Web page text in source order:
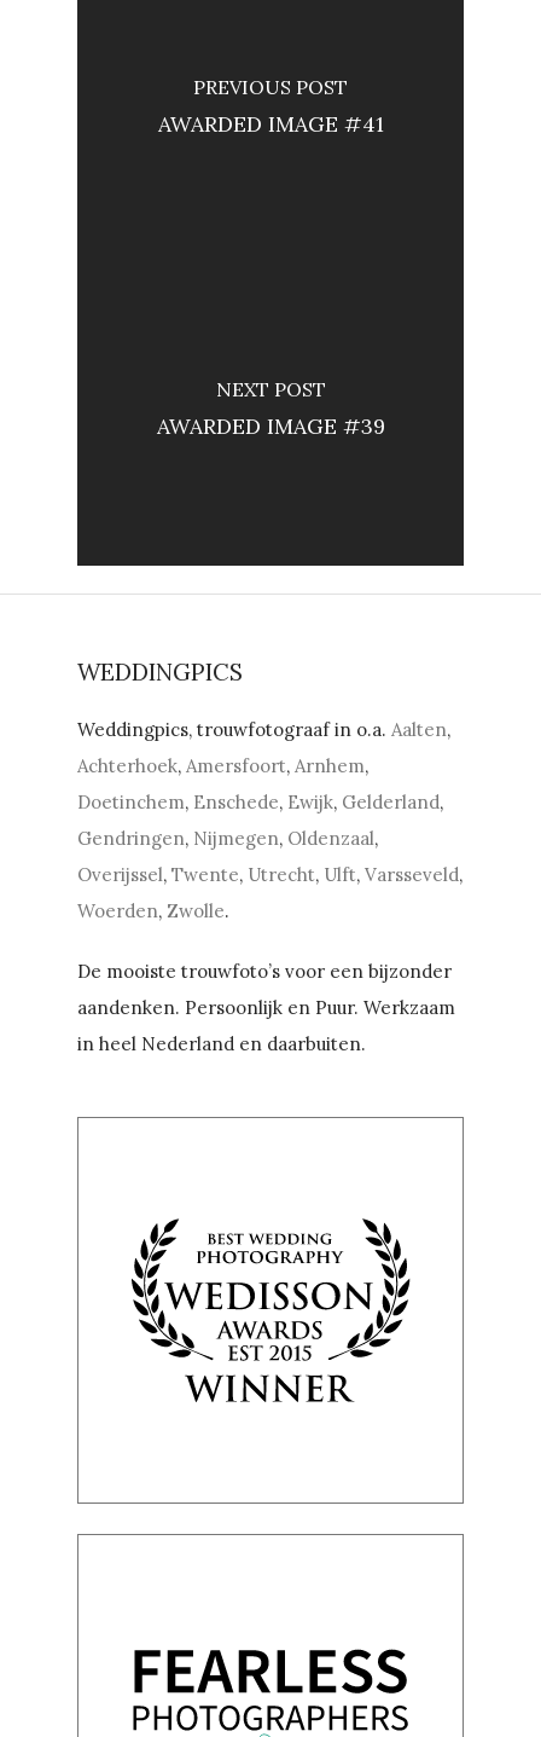
PREVIOUS POST
AWARDED IMAGE #41
NEXT POST
AWARDED IMAGE #39
WEDDINGPICS
Weddingpics, trouwfotograaf in o.a.Aalten,
Achterhoek,Amersfoort,Arnhem,
Doetinchem, Enschede, Ewijk, Gelderland,
Gendringen, Nijmegen, Oldenzaal,
Overijssel,Twente, Utrecht, Ulft,Varsseveld,
Woerden, Zwolle.
De mooiste trouwfoto’s voor een bijzonder
aandenken. Persoonlijk en Puur. Werkzaam
in heel Nederland en daarbuiten.